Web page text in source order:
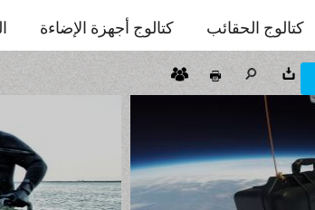
كتالوج الحقائب كتالوج أجهزة الإضاءة